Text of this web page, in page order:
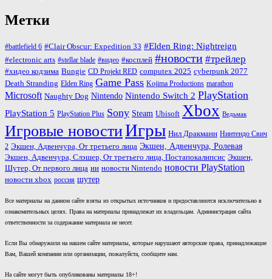
Метки
#battlefield 6 #Clair Obscur: Expedition 33 #Elden Ring: Nightreign
#electronic arts #stellar blade #видео #косплей #новости #трейлер
#хидео кодзима Bungie CD Projekt RED computex 2025 cyberpunk 2077
Death Stranding Elden Ring Game Pass Kojima Productions marathon
Microsoft Naughty Dog Nintendo Nintendo Switch 2 PlayStation
PlayStation 5 PlayStation Plus Sony Steam Ubisoft Xbox Ведьмак
Игровые новостиИгры Нил Дракманн Нинтендо Свич
2 Экшен, Адвенчура, От третьего лица Экшен, Адвенчура, Ролевая
Экшен, Адвенчура, Слэшер, От третьего лица, Постапокалипсис Экшен,
Шутер, От первого лица ии новости Nintendo новости PlayStation
новости xbox россия шутер
Все материалы на данном сайте взяты из открытых источников и предоставляются исключительно в
ознакомительных целях. Права на материалы принадлежат их владельцам. Администрация сайта
ответственности за содержание материала не несет.
Если Вы обнаружили на нашем сайте материалы, которые нарушают авторские права, принадлежащие
Вам, Вашей компании или организации, пожалуйста, сообщите нам.
На сайте могут быть опубликованы материалы 18+!